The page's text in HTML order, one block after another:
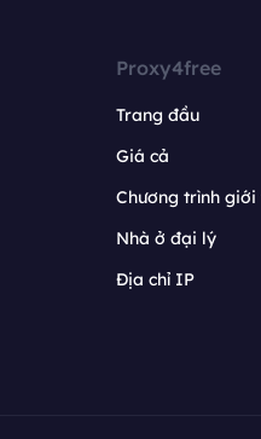
Proxy4free
Trang đầu
Giá cả
Chương trình giới
Nhà ở đại lý
Địa chỉ IP